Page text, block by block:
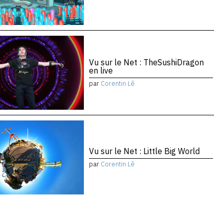
Vu sur le Net : TheSushiDragon
en live
par Corentin Lê
Vu sur le Net : Little Big World
par Corentin Lê